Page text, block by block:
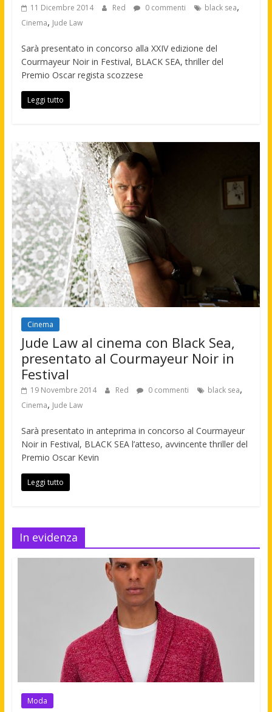
11 Dicembre 2014 Red 0 commenti black sea,
Cinema, Jude Law
Sarà presentato in concorso alla XXIV edizione del
Courmayeur Noir in Festival, BLACK SEA, thriller del
Premio Oscar regista scozzese
Leggi tutto
Cinema
Jude Law al cinema con Black Sea,
presentato al Courmayeur Noir in
Festival
19 Novembre 2014 Red 0 commenti black sea,
Cinema, Jude Law
Sarà presentato in anteprima in concorso al Courmayeur
Noir in Festival, BLACK SEA l’atteso, avvincente thriller del
Premio Oscar Kevin
Leggi tutto
In evidenza
Moda